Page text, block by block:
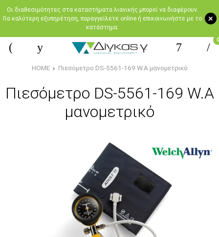
+
Oι διαθεσιμότητες στα καταστήματα λιανικής μπορεί να διαφέρουν.
Για καλύτερη εξυπηρέτηση, παραγγείλετε online ή επικοινωνήστε με το
κατάστημα.
0
HOME Πιεσόμετρο DS-5561-169 W.A μανομετρικό
Πιεσόμετρο DS-5561-169 W.A
μανομετρικό